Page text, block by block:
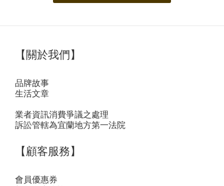
【關於我們】
品牌故事
生活文章
業者資訊消費爭議之處理
訴訟管轄為宜蘭地方第一法院
【顧客服務】
會員優惠券